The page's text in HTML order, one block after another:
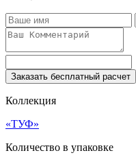
Заказать бесплатный расчет
Коллекция
«ТУФ»
Количество в упаковке